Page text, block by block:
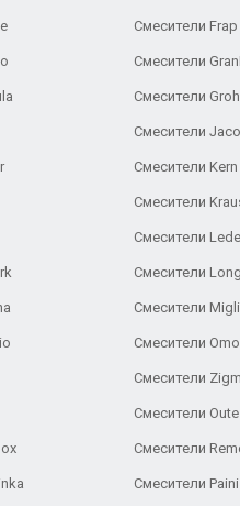
Смесители Frap
Смесители
Смесители
Смесители
Смесители Kern
Смесители
Смесители
Смесители
Смесители
Смесители
Смесители
Смесители Oute
Смесители
Смесители Paini